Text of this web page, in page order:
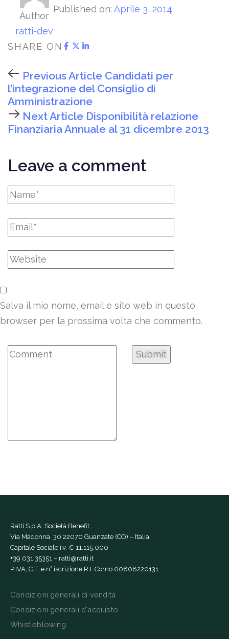
Author
ratti-dev
Published on: Aprile 3, 2014
SHARE ON
Previous Article Candidati per
l’integrazione del Consiglio di
Amministrazione
Next Article Disponibilità relazione
Finanziaria Annuale al 31 dicembre 2013
Leave a comment
Salva il mio nome, email e sito web in questo
browser per la prossima volta che commento.
Ratti S.p.A. Società Benefit
Via Madonna, 30 22070 Guanzate (CO) – Italia
Capitale Sociale i.v. € 11.115.000
+39 031 35351 – ratti@ratti.it
P.IVA, C.F. e n° iscrizione R.I. Como 00808220131
Condizioni generali di vendita
Condizioni generali d'acquisto
Whistleblowing